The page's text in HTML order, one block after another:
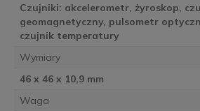
Czujniki: akcelerometr, żyroskop,
geomagnetyczny, pulsometr
czujnik temperatury
Wymiary
46 x 46 x 10,9 mm
Waga